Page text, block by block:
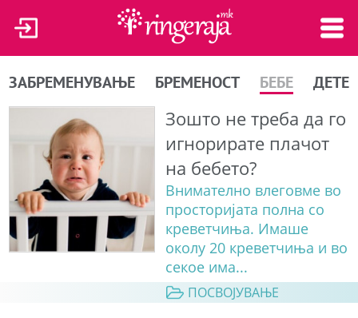
ЗАБРЕМЕНУВАЊЕ БРЕМЕНОСТ БЕБЕ ДЕТЕ
Зошто не треба да го
игнорирате плачот
на бебето?
Внимателно влеговме во
просторијата полна со
креветчиња. Имаше
околу 20 креветчиња и во
секое има...
ПОСВОЈУВАЊЕ